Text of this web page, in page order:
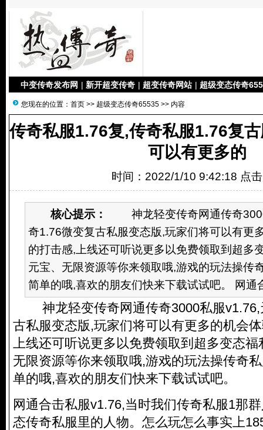
中变传奇发布网 | 新开超变传奇 | 超变传奇网站 | 超级变态传奇
您现在的位置： 首页 >> 超级变态传奇65535 >> 内容
传奇私服1.76复,传奇私服1.76复
可以有更多的
时间：2022/1/10 9:42:18 点
核心提示：
神龙轻变传奇网通传奇
奇1.76微变复古私服变态版,玩家们将可以有更
的打击感,上线还可听说更多以免费领取到超多
元宝、无限资源等你来领取哦,游戏的玩法操传
简单的哦,喜欢的朋友们快来下载试试吧。 网通
神龙轻变传奇网通传奇3000私服v1.76,
古私服变态版,玩家们将可以有更多的机会
上线还可听说更多以免费领取到超多变态
无限资源等你来领取哦,游戏的玩法操传奇
单的哦,喜欢的朋友们快来下载试试吧。
网通合击私服v1.76,当时我们传奇私服1那
态传奇私服里的人物。怎么玩怎么事实上